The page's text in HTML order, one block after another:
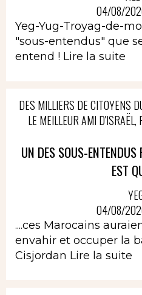
04/08/
Yeg-Yug-Troyag-de-
"sous-entendus" que
entend ! Lire la suite
DES MILLIERS DE CITOYENS
LE MEILLEUR AMI D'ISRAËL,
UN DES SOUS-ENTENDUS
EST
04/08/
....ces Marocains
envahir et occuper la
Cisjordan Lire la suite